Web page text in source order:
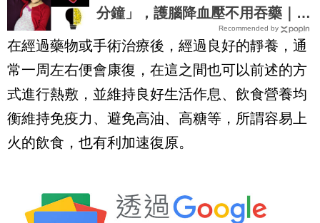
分鐘」，護腦降血壓不用吞藥｜每
Recommended by
在經過藥物或手術治療後，經過良好的靜養，通
常一周左右便會康復，在這之間也可以前述的方
式進行熱敷，並維持良好生活作息、飲食營養均
衡維持免疫力、避免高油、高糖等，所謂容易上
火的飲食，也有利加速復原。